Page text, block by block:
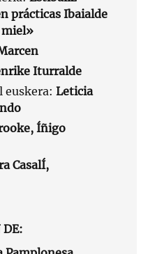
prácticas Ibaialde
miel»
Iturralde
euskera: Leticia
Íñigo
CasalÍ,
DE: